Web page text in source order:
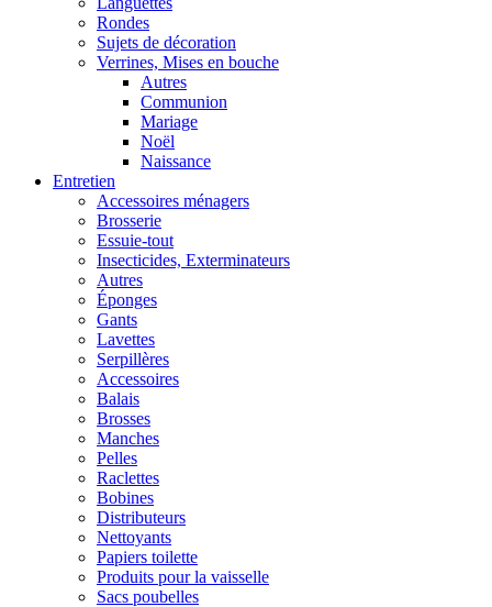
Rondes
Sujets de décoration
Verrines, Mises en bouche
Autres
Communion
Mariage
Noël
Naissance
Entretien
Accessoires ménagers
Brosserie
Essuie-tout
Insecticides, Exterminateurs
Autres
Éponges
Gants
Lavettes
Serpillères
Accessoires
Balais
Brosses
Manches
Pelles
Raclettes
Bobines
Distributeurs
Nettoyants
Papiers toilette
Produits pour la vaisselle
Sacs poubelles